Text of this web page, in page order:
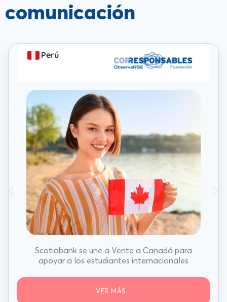
comunicación
Perú
Scotiabank se une a Vente a Canadá para
apoyar a los estudiantes internacionales
VER MÁS...